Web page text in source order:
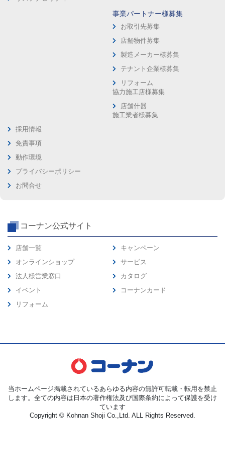
事業パートナー様募集
お取引先募集
店舗物件募集
製造メーカー様募集
テナント企業様募集
リフォーム
協力施工店様募集
店舗什器
施工業者様募集
採用情報
免責事項
動作環境
プライバシーポリシー
お問合せ
コーナン公式サイト
店舗一覧
オンラインショップ
法人様営業窓口
イベント
リフォーム
キャンペーン
サービス
カタログ
コーナンカード
当ホームページ掲載されているあらゆる内容の無許可転載・転用を禁止
します。全ての内容は日本の著作権法及び国際条約によって保護を受け
ています
Copyright © Kohnan Shoji Co.,Ltd. ALL Rights Reserved.